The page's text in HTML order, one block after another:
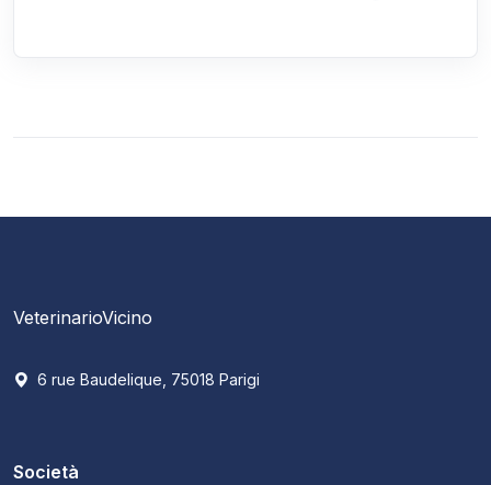
VeterinarioVicino
6 rue Baudelique, 75018 Parigi
Società